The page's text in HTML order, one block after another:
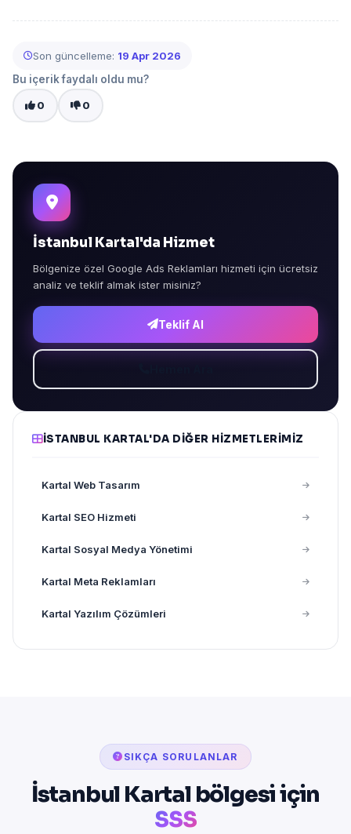
Son güncelleme: 19 Apr 2026
Bu içerik faydalı oldu mu?
0 0
İstanbul Kartal'da Hizmet
Bölgenize özel Google Ads Reklamları hizmeti için ücretsiz
analiz ve teklif almak ister misiniz?
Teklif Al
İSTANBUL KARTAL'DA DIĞER HIZMETLERIMIZ
Kartal Web Tasarım
Kartal SEO Hizmeti
Kartal Sosyal Medya Yönetimi
Kartal Meta Reklamları
Kartal Yazılım Çözümleri
SIKÇA SORULANLAR
İstanbul Kartal bölgesi için
SSS